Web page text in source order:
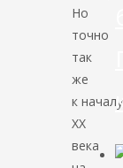
Но
точно
так
же
к началу
ХХ
века